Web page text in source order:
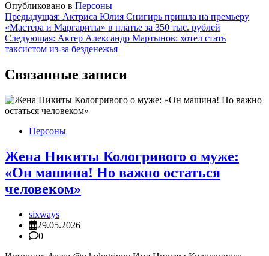
Опубликовано в Персоны
Навигация
по
записям
Предыдущая: Актриса Юлия Снигирь пришла на премьеру
«Мастера и Маргариты» в платье за 350 тыс. рублей
Следующая: Актер Александр Мартынов: хотел стать
таксистом из-за безденежья
Связанные записи
Персоны
Жена Никиты Кологривого о муже:
«Он машина! Но важно остаться
человеком»
sixways
29.05.2026
0